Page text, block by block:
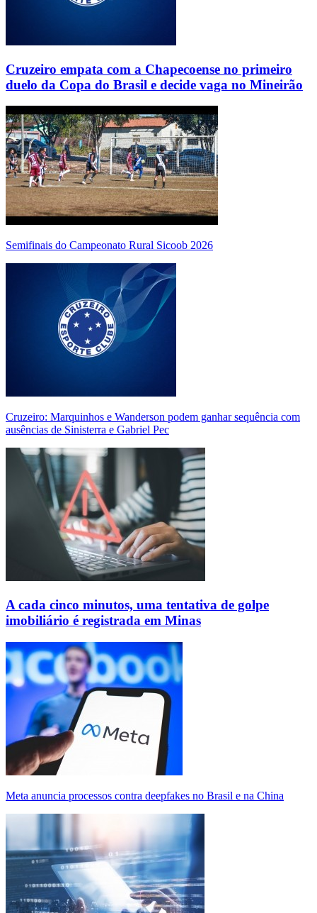
Cruzeiro empata com a Chapecoense no primeiro
duelo da Copa do Brasil e decide vaga no Mineirão
Semifinais do Campeonato Rural Sicoob 2026
Cruzeiro: Marquinhos e Wanderson podem ganhar sequência com
ausências de Sinisterra e Gabriel Pec
A cada cinco minutos, uma tentativa de golpe
imobiliário é registrada em Minas
Meta anuncia processos contra deepfakes no Brasil e na China